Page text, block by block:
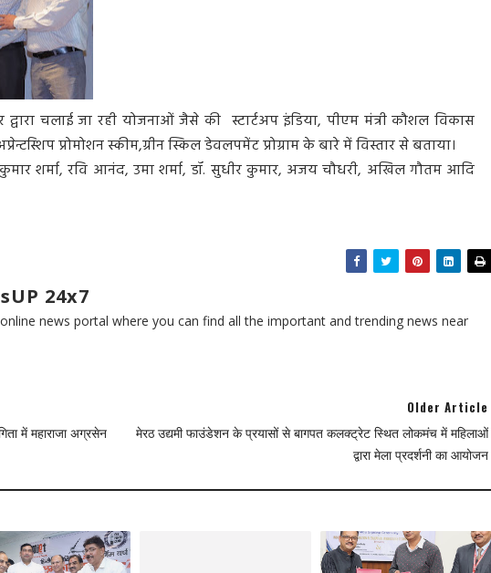
चलाई जा रही योजनाओं जैसे की स्टार्टअप इंडिया, पीएम मंत्री कौशल विकास
प्रोमोशन स्कीम,ग्रीन स्किल डेवलपमेंट प्रोग्राम के बारे में विस्तार से बताया।
कुमार शर्मा, रवि आनंद, उमा शर्मा, डॉ. सुधीर कुमार, अजय चौधरी, अखिल गौतम आदि
24x7
news portal where you can find all the important and trending news near
में महाराजा अग्रसेन
Older Article
मेरठ उद्यमी फाउंडेशन के प्रयासों से बागपत कलक्ट्रेट स्थित लोकमंच में महिलाओं
द्वारा मेला प्रदर्शनी का आयोजन